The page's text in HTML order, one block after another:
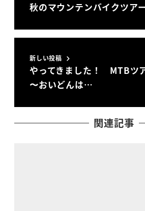
秋のマウンテンバイクツア
新しい投稿
やってきました！ MTBツ
〜おいどんは…
関連記事